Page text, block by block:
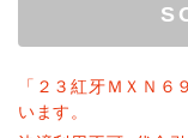
「２３紅牙ＭＸＮ
います。